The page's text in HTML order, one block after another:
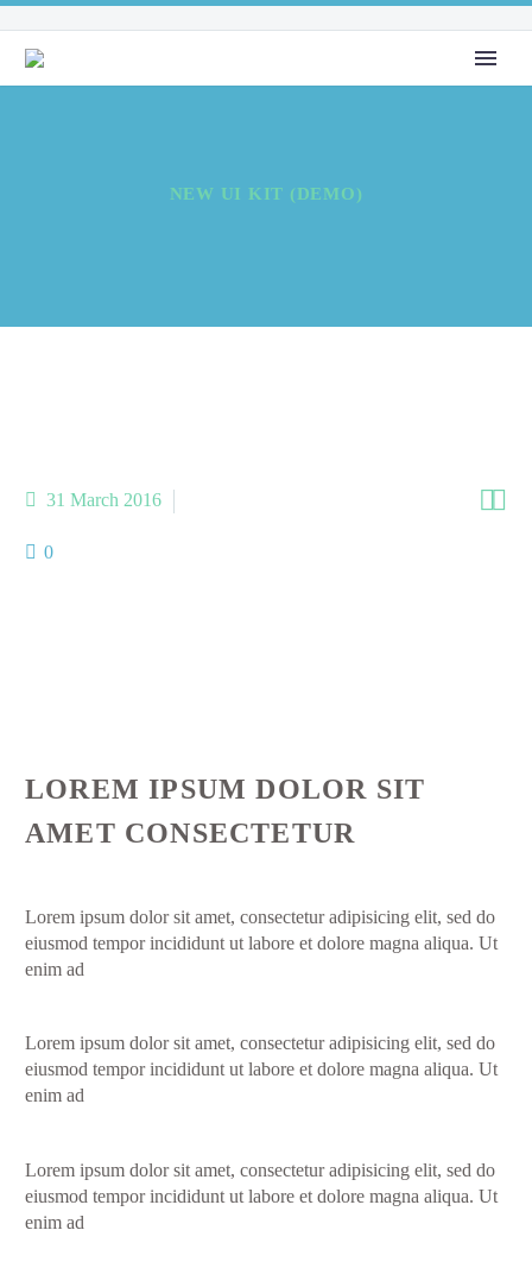
NEW UI KIT (DEMO)

31 March 2016
0
LOREM IPSUM DOLOR SIT
AMET CONSECTETUR
Lorem ipsum dolor sit amet, consectetur adipisicing elit, sed do
eiusmod tempor incididunt ut labore et dolore magna aliqua. Ut
enim ad
Lorem ipsum dolor sit amet, consectetur adipisicing elit, sed do
eiusmod tempor incididunt ut labore et dolore magna aliqua. Ut
enim ad
Lorem ipsum dolor sit amet, consectetur adipisicing elit, sed do
eiusmod tempor incididunt ut labore et dolore magna aliqua. Ut
enim ad